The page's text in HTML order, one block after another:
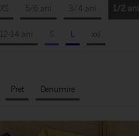
XS 5/6 ani 3/4 ani 1/2 ani
12-14 ani S L xxl
Pret Denumire